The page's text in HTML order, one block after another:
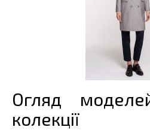
Огляд
колекції